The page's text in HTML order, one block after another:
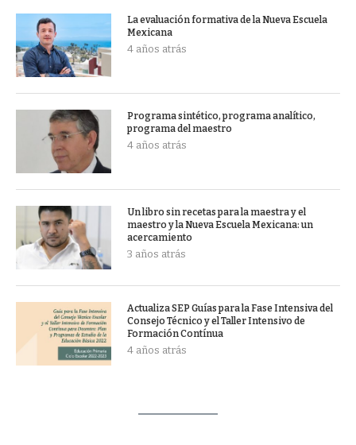
La evaluación formativa de la Nueva Escuela
Mexicana
4 años atrás
Programa sintético, programa analítico,
programa del maestro
4 años atrás
Un libro sin recetas para la maestra y el
maestro y la Nueva Escuela Mexicana: un
acercamiento
3 años atrás
Actualiza SEP Guías para la Fase Intensiva del
Consejo Técnico y el Taller Intensivo de
Formación Contínua
4 años atrás